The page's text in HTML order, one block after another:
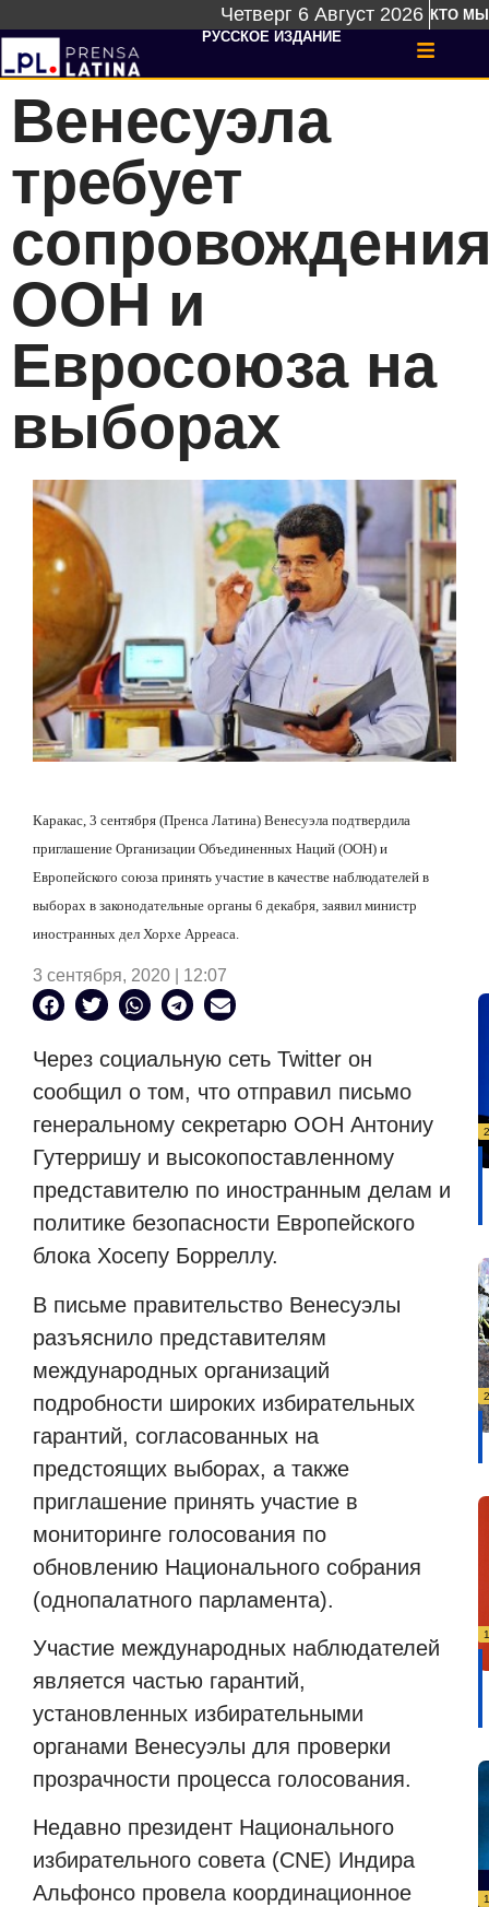
Четверг 6 Август 2026 КТО МЫ
РУССКОЕ ИЗДАНИЕ
Венесуэла
требует
ООН и
Евросоюза на
выборах
Каракас, 3 сентября (Пренса Латина) Венесуэла подтвердила
приглашение Организации Объединенных Наций (ООН) и
Европейского союза принять участие в качестве наблюдателей в
выборах в законодательные органы 6 декабря, заявил министр
иностранных дел Хорхе Арреаса.
3 сентября, 2020 | 12:07
Через социальную сеть Twitter он
сообщил о том, что отправил письмо
генеральному секретарю ООН Антониу
Гутерришу и высокопоставленному
представителю по иностранным делам и
политике безопасности Европейского
блока Хосепу Борреллу.
В письме правительство Венесуэлы
разъяснило представителям
международных организаций
подробности широких избирательных
гарантий, согласованных на
предстоящих выборах, а также
приглашение принять участие в
мониторинге голосования по
обновлению Национального собрания
(однопалатного парламента).
Участие международных наблюдателей
является частью гарантий,
установленных избирательными
органами Венесуэлы для проверки
прозрачности процесса голосования.
Недавно президент Национального
избирательного совета (CNE) Индира
Альфонсо провела координационное